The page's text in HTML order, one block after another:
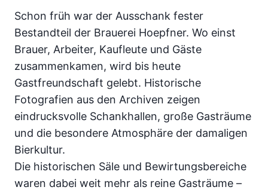
Schon früh war der Ausschank fester
Bestandteil der Brauerei Hoepfner. Wo einst
Brauer, Arbeiter, Kaufleute und Gäste
zusammenkamen, wird bis heute
Gastfreundschaft gelebt. Historische
Fotografien aus den Archiven zeigen
eindrucksvolle Schankhallen, große Gasträume
und die besondere Atmosphäre der damaligen
Bierkultur.
Die historischen Säle und Bewirtungsbereiche
waren dabei weit mehr als reine Gasträume –